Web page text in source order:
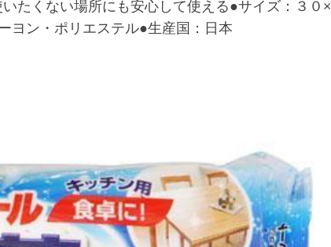
たくない場所にも安心して使える●サイズ：３０×
ヨン・ポリエステル●生産国：日本